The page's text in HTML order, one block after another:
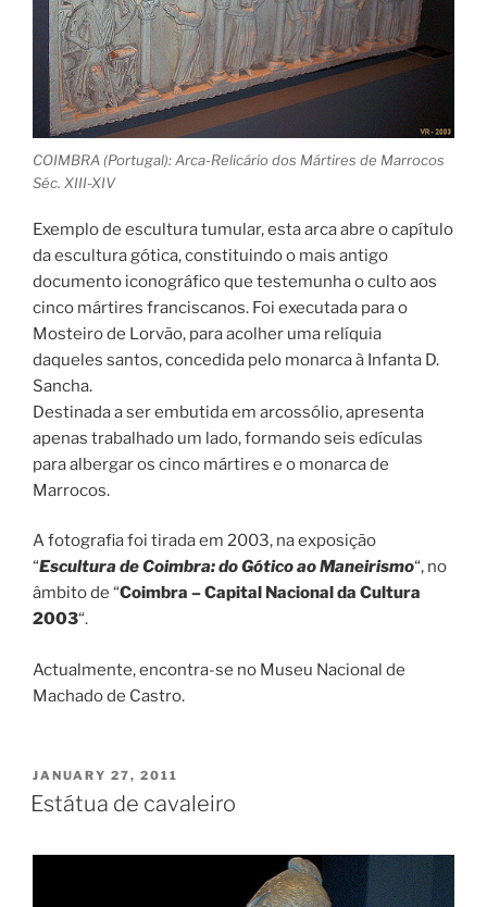
COIMBRA (Portugal): Arca-Relicário dos Mártires de Marrocos
Séc. XIII-XIV
Exemplo de escultura tumular, esta arca abre o capítulo
da escultura gótica, constituindo o mais antigo
documento iconográfico que testemunha o culto aos
cinco mártires franciscanos. Foi executada para o
Mosteiro de Lorvão, para acolher uma relíquia
daqueles santos, concedida pelo monarca à Infanta D.
Sancha.
Destinada a ser embutida em arcossólio, apresenta
apenas trabalhado um lado, formando seis edículas
para albergar os cinco mártires e o monarca de
Marrocos.
A fotografia foi tirada em 2003, na exposição
“Escultura de Coimbra: do Gótico ao Maneirismo“, no
âmbito de “Coimbra – Capital Nacional da Cultura
2003“.
Actualmente, encontra-se no Museu Nacional de
Machado de Castro.
POSTED
ON
JANUARY 27, 2011
Estátua de cavaleiro